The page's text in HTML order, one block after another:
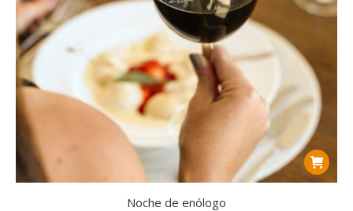
Noche de enólogo